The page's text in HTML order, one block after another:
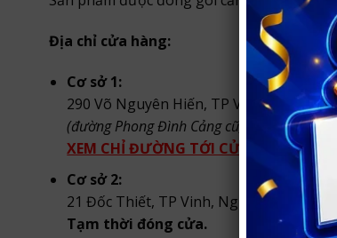
Địa chỉ cửa hàng:
Cơ sở 1:
290 Võ Nguyên Hiến, TP Vinh, Nghệ An
(đường Phong Đình Cảng cũ, TP. Vinh).
XEM CHỈ ĐƯỜNG TỚI CỬA HÀNG
Cơ sở 2:
21 Đốc Thiết, TP Vinh, Nghệ An.
Tạm thời đóng cửa.